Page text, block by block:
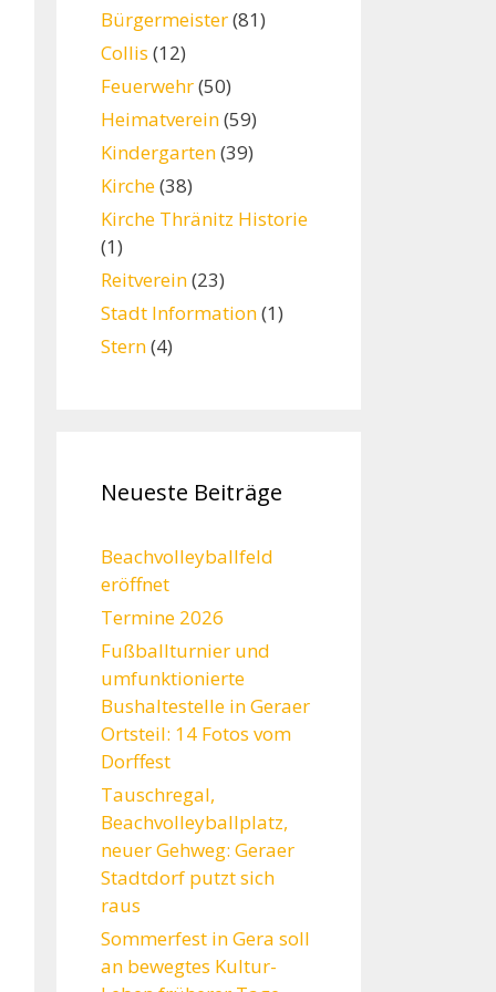
Bürgermeister(81)
Collis (12)
Feuerwehr(50)
Heimatverein(59)
Kindergarten(39)
Kirche(38)
Kirche Thränitz Historie
(1)
Reitverein(23)
Stadt Information(1)
Stern(4)
Neueste Beiträge
Beachvolleyballfeld
eröffnet
Termine 2026
Fußballturnier und
umfunktionierte
Bushaltestelle in Geraer
Ortsteil: 14 Fotos vom
Dorffest
Tauschregal,
Beachvolleyballplatz,
neuer Gehweg: Geraer
Stadtdorf putzt sich
raus
Sommerfest in Gera soll
an bewegtes Kultur-